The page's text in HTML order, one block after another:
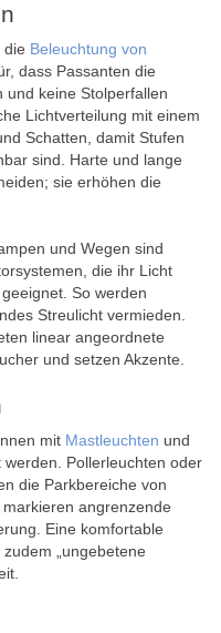
die Beleuchtung von
dass Passanten die
und keine Stolperfallen
Lichtverteilung mit einem
Schatten, damit Stufen
sind. Harte und lange
sie erhöhen die
und Wegen sind
die ihr Licht
So werden
Streulicht vermieden.
linear angeordnete
und setzen Akzente.
mit Mastleuchten und
Pollerleuchten oder
die Parkbereiche von
angrenzende
Eine komfortable
„ungebetene